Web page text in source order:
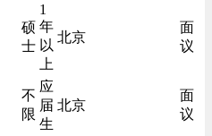
硕
士
1
年
以
上
北京
面
议
不
限
应
届
生
北京
面
议